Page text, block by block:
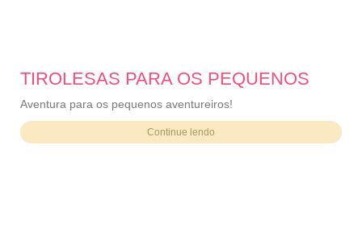
TIROLESAS PARA OS PEQUENOS
Aventura para os pequenos aventureiros!
Continue lendo